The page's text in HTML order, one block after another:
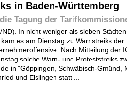
in Baden-Württemberg
Tagung der
ND). In nicht weniger als sieben
es am Dienstag zu Warnstreiks der
Nach Mitteilung der
solche Warn- und Proteststreiks
in "Göppingen, Schwäbisch-Gmünd,
und Eislingen statt ...